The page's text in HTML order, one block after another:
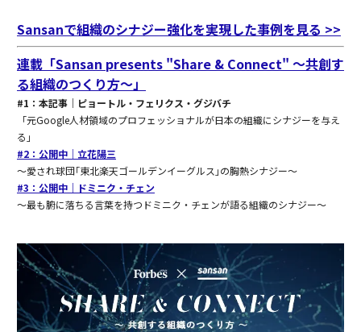
Sansanで組織のシナジー強化を実現した事例を見る >>
連載「Sansan presents "Share & Connect" 〜共創す
る組織のつくり方〜」
#1：本記事｜ピョートル・フェリクス・グジバチ
「元Google人材領域のプロフェッショナルが日本の組織にシナジーを与え
る」
#2：公開中｜立花陽三
〜愛され球団｢東北楽天ゴールデンイーグルス｣の胸熱シナジー〜
#3：公開中｜ドミニク・チェン
〜最も腑に落ちる言葉を持つドミニク・チェンが語る組織のシナジー〜